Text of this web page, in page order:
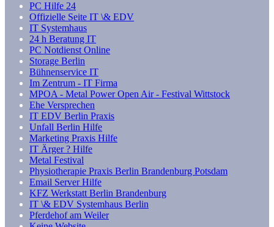
PC Hilfe 24
Offizielle Seite IT \& EDV
IT Systemhaus
24 h Beratung IT
PC Notdienst Online
Storage Berlin
Bühnenservice IT
Im Zentrum - IT Firma
MPOA - Metal Power Open Air - Festival Wittstock
Ehe Versprechen
IT EDV Berlin Praxis
Unfall Berlin Hilfe
Marketing Praxis Hilfe
IT Ärger ? Hilfe
Metal Festival
Physiotherapie Praxis Berlin Brandenburg Potsdam
Email Server Hilfe
KFZ Werkstatt Berlin Brandenburg
IT \& EDV Systemhaus Berlin
Pferdehof am Weiler